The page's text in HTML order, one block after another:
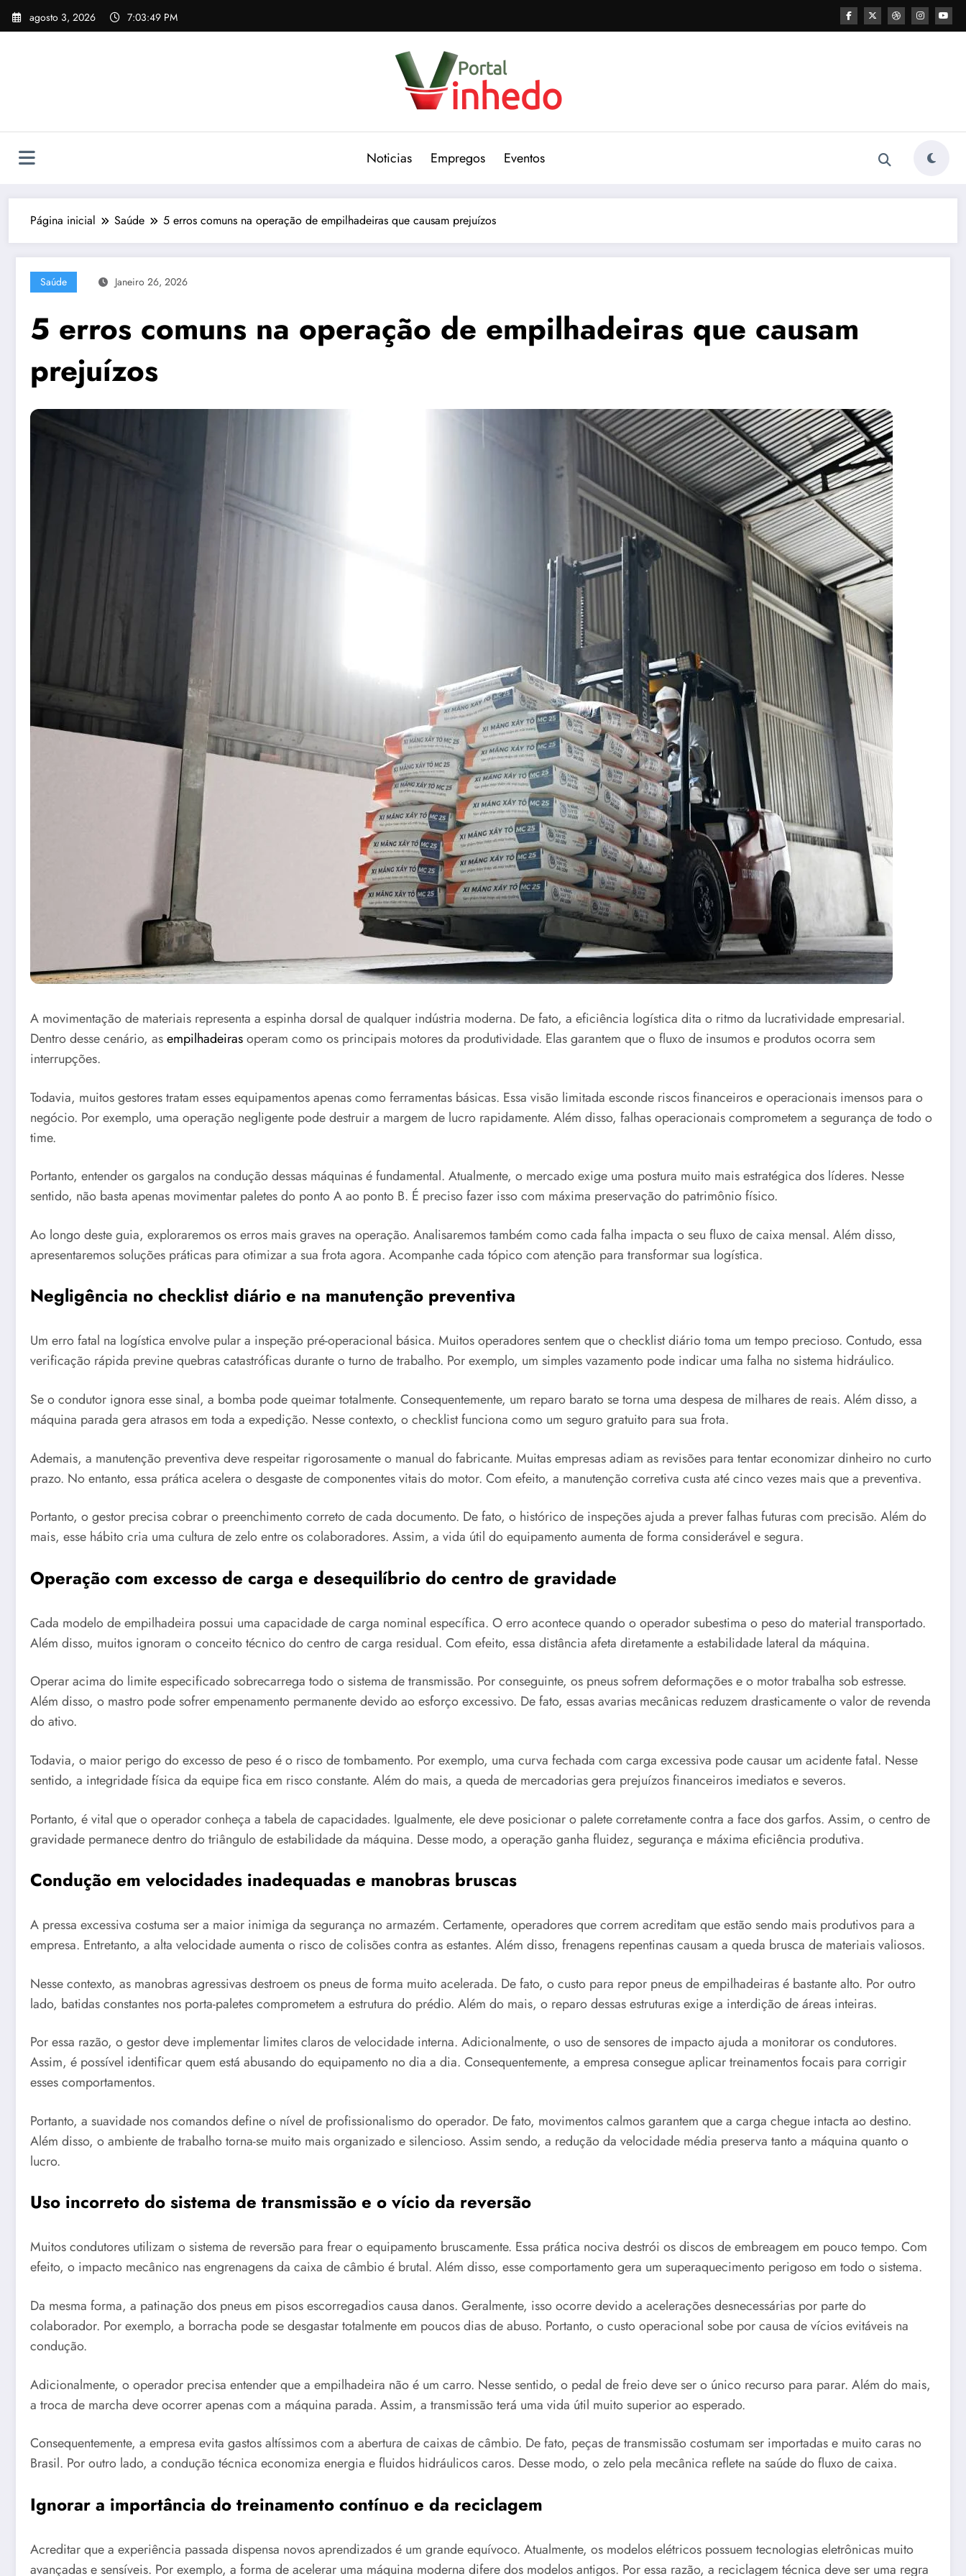
Pular
para
agosto 3, 2026 7:03:50 PM
Noticias Empregos Eventos
Página inicial Saúde 5 erros comuns na operação de empilhadeiras que causam prejuízos
Saúde Janeiro 26, 2026
5 erros comuns na operação de empilhadeiras que causam
prejuízos
A movimentação de materiais representa a espinha dorsal de qualquer indústria moderna. De fato, a eficiência logística dita o ritmo da lucratividade empresarial.
Dentro desse cenário, asempilhadeirasoperam como os principais motores da produtividade. Elas garantem que o fluxo de insumos e produtos ocorra sem
interrupções.
Todavia, muitos gestores tratam esses equipamentos apenas como ferramentas básicas. Essa visão limitada esconde riscos financeiros e operacionais imensos para o
negócio. Por exemplo, uma operação negligente pode destruir a margem de lucro rapidamente. Além disso, falhas operacionais comprometem a segurança de todo o
time.
Portanto, entender os gargalos na condução dessas máquinas é fundamental. Atualmente, o mercado exige uma postura muito mais estratégica dos líderes. Nesse
sentido, não basta apenas movimentar paletes do ponto A ao ponto B. É preciso fazer isso com máxima preservação do patrimônio físico.
Ao longo deste guia, exploraremos os erros mais graves na operação. Analisaremos também como cada falha impacta o seu fluxo de caixa mensal. Além disso,
apresentaremos soluções práticas para otimizar a sua frota agora. Acompanhe cada tópico com atenção para transformar sua logística.
Negligência no checklist diário e na manutenção preventiva
Um erro fatal na logística envolve pular a inspeção pré-operacional básica. Muitos operadores sentem que o checklist diário toma um tempo precioso. Contudo, essa
verificação rápida previne quebras catastróficas durante o turno de trabalho. Por exemplo, um simples vazamento pode indicar uma falha no sistema hidráulico.
Se o condutor ignora esse sinal, a bomba pode queimar totalmente. Consequentemente, um reparo barato se torna uma despesa de milhares de reais. Além disso, a
máquina parada gera atrasos em toda a expedição. Nesse contexto, o checklist funciona como um seguro gratuito para sua frota.
Ademais, a manutenção preventiva deve respeitar rigorosamente o manual do fabricante. Muitas empresas adiam as revisões para tentar economizar dinheiro no curto
prazo. No entanto, essa prática acelera o desgaste de componentes vitais do motor. Com efeito, a manutenção corretiva custa até cinco vezes mais que a preventiva.
Portanto, o gestor precisa cobrar o preenchimento correto de cada documento. De fato, o histórico de inspeções ajuda a prever falhas futuras com precisão. Além do
mais, esse hábito cria uma cultura de zelo entre os colaboradores. Assim, a vida útil do equipamento aumenta de forma considerável e segura.
Operação com excesso de carga e desequilíbrio do centro de gravidade
Cada modelo de empilhadeira possui uma capacidade de carga nominal específica. O erro acontece quando o operador subestima o peso do material transportado.
Além disso, muitos ignoram o conceito técnico do centro de carga residual. Com efeito, essa distância afeta diretamente a estabilidade lateral da máquina.
Operar acima do limite especificado sobrecarrega todo o sistema de transmissão. Por conseguinte, os pneus sofrem deformações e o motor trabalha sob estresse.
Além disso, o mastro pode sofrer empenamento permanente devido ao esforço excessivo. De fato, essas avarias mecânicas reduzem drasticamente o valor de revenda
do ativo.
Todavia, o maior perigo do excesso de peso é o risco de tombamento. Por exemplo, uma curva fechada com carga excessiva pode causar um acidente fatal. Nesse
sentido, a integridade física da equipe fica em risco constante. Além do mais, a queda de mercadorias gera prejuízos financeiros imediatos e severos.
Portanto, é vital que o operador conheça a tabela de capacidades. Igualmente, ele deve posicionar o palete corretamente contra a face dos garfos. Assim, o centro de
gravidade permanece dentro do triângulo de estabilidade da máquina. Desse modo, a operação ganha fluidez, segurança e máxima eficiência produtiva.
Condução em velocidades inadequadas e manobras bruscas
A pressa excessiva costuma ser a maior inimiga da segurança no armazém. Certamente, operadores que correm acreditam que estão sendo mais produtivos para a
empresa. Entretanto, a alta velocidade aumenta o risco de colisões contra as estantes. Além disso, frenagens repentinas causam a queda brusca de materiais valiosos.
Nesse contexto, as manobras agressivas destroem os pneus de forma muito acelerada. De fato, o custo para repor pneus de empilhadeiras é bastante alto. Por outro
lado, batidas constantes nos porta-paletes comprometem a estrutura do prédio. Além do mais, o reparo dessas estruturas exige a interdição de áreas inteiras.
Por essa razão, o gestor deve implementar limites claros de velocidade interna. Adicionalmente, o uso de sensores de impacto ajuda a monitorar os condutores.
Assim, é possível identificar quem está abusando do equipamento no dia a dia. Consequentemente, a empresa consegue aplicar treinamentos focais para corrigir
esses comportamentos.
Portanto, a suavidade nos comandos define o nível de profissionalismo do operador. De fato, movimentos calmos garantem que a carga chegue intacta ao destino.
Além disso, o ambiente de trabalho torna-se muito mais organizado e silencioso. Assim sendo, a redução da velocidade média preserva tanto a máquina quanto o
lucro.
Uso incorreto do sistema de transmissão e o vício da reversão
Muitos condutores utilizam o sistema de reversão para frear o equipamento bruscamente. Essa prática nociva destrói os discos de embreagem em pouco tempo. Com
efeito, o impacto mecânico nas engrenagens da caixa de câmbio é brutal. Além disso, esse comportamento gera um superaquecimento perigoso em todo o sistema.
Da mesma forma, a patinação dos pneus em pisos escorregadios causa danos. Geralmente, isso ocorre devido a acelerações desnecessárias por parte do
colaborador. Por exemplo, a borracha pode se desgastar totalmente em poucos dias de abuso. Portanto, o custo operacional sobe por causa de vícios evitáveis na
condução.
Adicionalmente, o operador precisa entender que a empilhadeira não é um carro. Nesse sentido, o pedal de freio deve ser o único recurso para parar. Além do mais,
a troca de marcha deve ocorrer apenas com a máquina parada. Assim, a transmissão terá uma vida útil muito superior ao esperado.
Consequentemente, a empresa evita gastos altíssimos com a abertura de caixas de câmbio. De fato, peças de transmissão costumam ser importadas e muito caras no
Brasil. Por outro lado, a condução técnica economiza energia e fluidos hidráulicos caros. Desse modo, o zelo pela mecânica reflete na saúde do fluxo de caixa.
Ignorar a importância do treinamento contínuo e da reciclagem
Acreditar que a experiência passada dispensa novos aprendizados é um grande equívoco. Atualmente, os modelos elétricos possuem tecnologias eletrônicas muito
avançadas e sensíveis. Por exemplo, a forma de acelerar uma máquina moderna difere dos modelos antigos. Por essa razão, a reciclagem técnica deve ser uma regra